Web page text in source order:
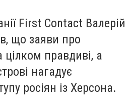
First Contact Валерій
що заяви про
правдиві, а
нагадує
росіян із Херсона.